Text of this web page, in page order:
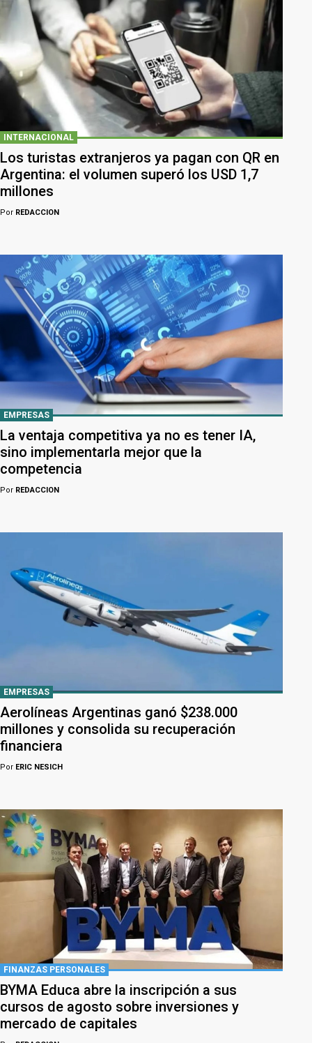
INTERNACIONAL
Los turistas extranjeros ya pagan con QR en
Argentina: el volumen superó los USD 1,7
millones
Por REDACCION
EMPRESAS
La ventaja competitiva ya no es tener IA,
sino implementarla mejor que la
competencia
Por REDACCION
EMPRESAS
Aerolíneas Argentinas ganó $238.000
millones y consolida su recuperación
financiera
Por ERIC NESICH
FINANZAS PERSONALES
BYMA Educa abre la inscripción a sus
cursos de agosto sobre inversiones y
mercado de capitales